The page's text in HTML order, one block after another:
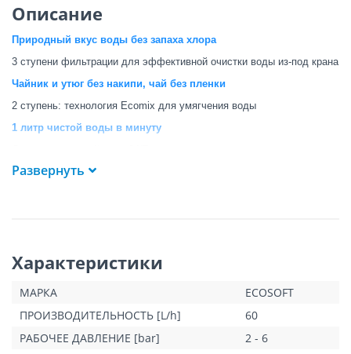
Описание
Природный вкус воды без запаха хлора
3 ступени фильтрации для эффективной очистки воды из-под крана
Чайник и утюг без накипи, чай без пленки
2 ступень: технология Ecomix для умягчения воды
1 литр чистой воды в минуту
Простое подключение за 15 минут
Преимущества:
Умягчение воды и удаление хлора
Скорость фильтрации 1 литр в минуту
Простой монтаж и замена картриджей
Компактные габариты фильтра
Развернуть
Характеристики
МАРКА
ECOSOFT
ПРОИЗВОДИТЕЛЬНОСТЬ [L/h]
60
РАБОЧЕЕ ДАВЛЕНИЕ [bar]
2 - 6